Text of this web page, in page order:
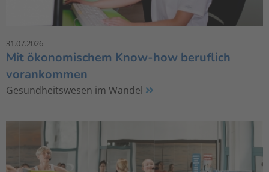
31.07.2026
Mit ökonomischem Know-how beruflich
vorankommen
Gesundheitswesen im Wandel